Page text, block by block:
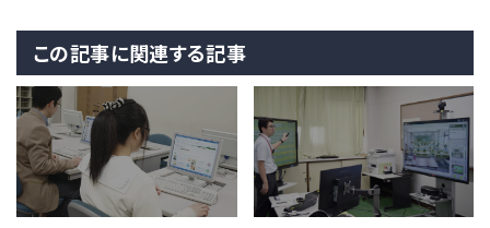
この記事に関連する記事